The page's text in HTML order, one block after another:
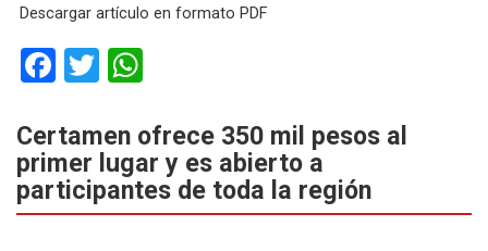
Descargar artículo en formato PDF
F
ce
b
o
T
tt
er
at
s
A
Certamen ofrece 350 mil pesos al
primer lugar y es abierto a
participantes de toda la región